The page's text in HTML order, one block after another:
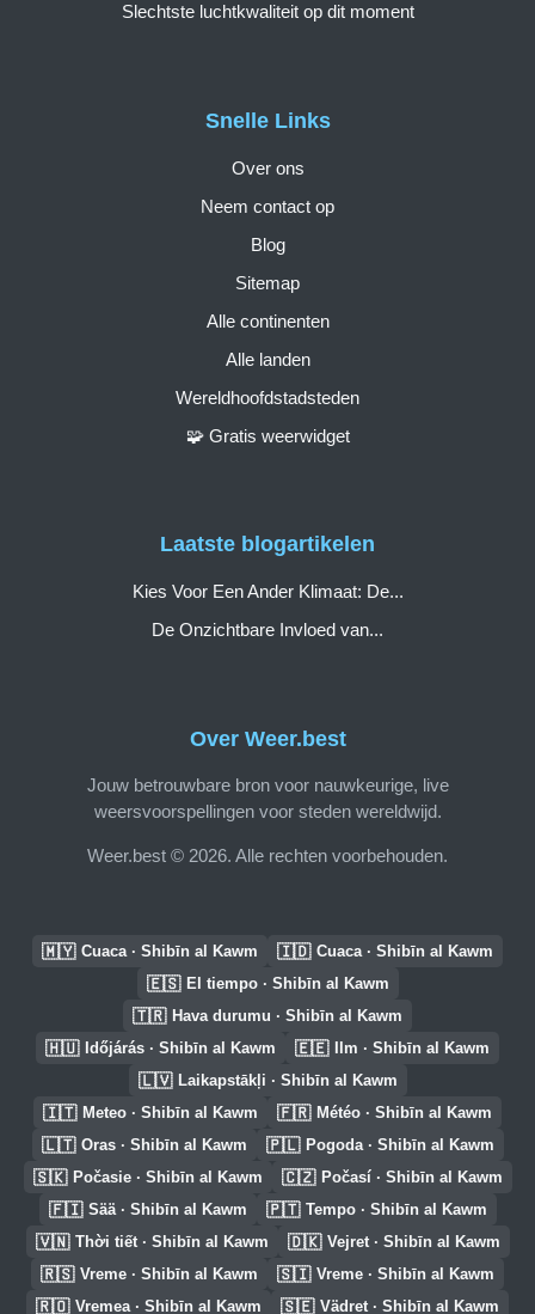
Over Weer.best
Jouw betrouwbare bron voor nauwkeurige, live
weersvoorspellingen voor steden wereldwijd.
Weer.best © 2026. Alle rechten voorbehouden.
Snelle Links
Over ons
Neem contact op
Blog
Sitemap
Alle continenten
Alle landen
Wereldhoofdstadsteden
🧩 Gratis weerwidget
Slechtste luchtkwaliteit op dit moment
Laatste blogartikelen
Kies Voor Een Ander Klimaat: De...
De Onzichtbare Invloed van...
🇲🇾 Cuaca · Shibīn al Kawm 🇮🇩 Cuaca · Shibīn al Kawm
🇪🇸 El tiempo · Shibīn al Kawm
🇹🇷 Hava durumu · Shibīn al Kawm
🇭🇺 Időjárás · Shibīn al Kawm 🇪🇪 Ilm · Shibīn al Kawm
🇱🇻 Laikapstākļi · Shibīn al Kawm
🇮🇹 Meteo · Shibīn al Kawm 🇫🇷 Météo · Shibīn al Kawm
🇱🇹 Oras · Shibīn al Kawm 🇵🇱 Pogoda · Shibīn al Kawm
🇸🇰 Počasie · Shibīn al Kawm 🇨🇿 Počasí · Shibīn al Kawm
🇫🇮 Sää · Shibīn al Kawm 🇵🇹 Tempo · Shibīn al Kawm
🇻🇳 Thời tiết · Shibīn al Kawm 🇩🇰 Vejret · Shibīn al Kawm
🇷🇸 Vreme · Shibīn al Kawm 🇸🇮 Vreme · Shibīn al Kawm
🇷🇴 Vremea · Shibīn al Kawm 🇸🇪 Vädret · Shibīn al Kawm